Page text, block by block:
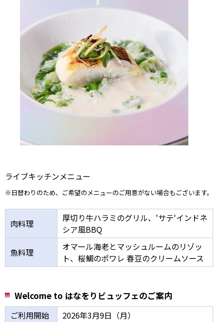
ライブキッチンメニュー
※日替わりのため、ご希望のメニューのご用意がない場合もございます。
肉料理
厚切り牛ハラミのグリル、'サテ'インドネ
シア風BBQ
魚料理
オマール海老とマッシュルームのリゾッ
ト、桜鯛のポワレ 春豆のクリームソース
Welcome to はなをりビュッフェのご案内
ご利用開始
2026年3月9日（月）